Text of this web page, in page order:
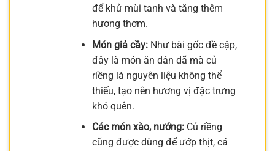
để khử mùi tanh và tăng thêm
hương thơm.
Món giả cầy:Như bài gốc đề cập,
đây là món ăn dân dã mà củ
riềng là nguyên liệu không thể
thiếu, tạo nên hương vị đặc trưng
khó quên.
Các món xào, nướng:Củ riềng
cũng được dùng để ướp thịt, cá